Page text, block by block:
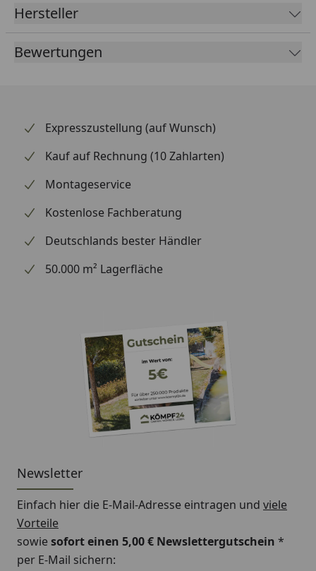
Hersteller
Bewertungen
Expresszustellung (auf Wunsch)
Kauf auf Rechnung (10 Zahlarten)
Montageservice
Kostenlose Fachberatung
Deutschlands bester Händler
50.000 m² Lagerfläche
Newsletter
Einfach hier die E-Mail-Adresse eintragen und viele
Vorteile
sowiesofort einen 5,00 € Newslettergutschein *
per E-Mail sichern: